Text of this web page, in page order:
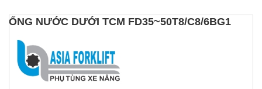
ỐNG NƯỚC DƯỚI TCM FD35~50T8/C8/6BG1